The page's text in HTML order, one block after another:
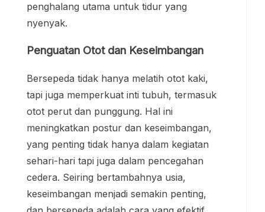
penghalang utama untuk tidur yang
nyenyak.
Penguatan Otot dan Keseimbangan
Bersepeda tidak hanya melatih otot kaki,
tapi juga memperkuat inti tubuh, termasuk
otot perut dan punggung. Hal ini
meningkatkan postur dan keseimbangan,
yang penting tidak hanya dalam kegiatan
sehari-hari tapi juga dalam pencegahan
cedera. Seiring bertambahnya usia,
keseimbangan menjadi semakin penting,